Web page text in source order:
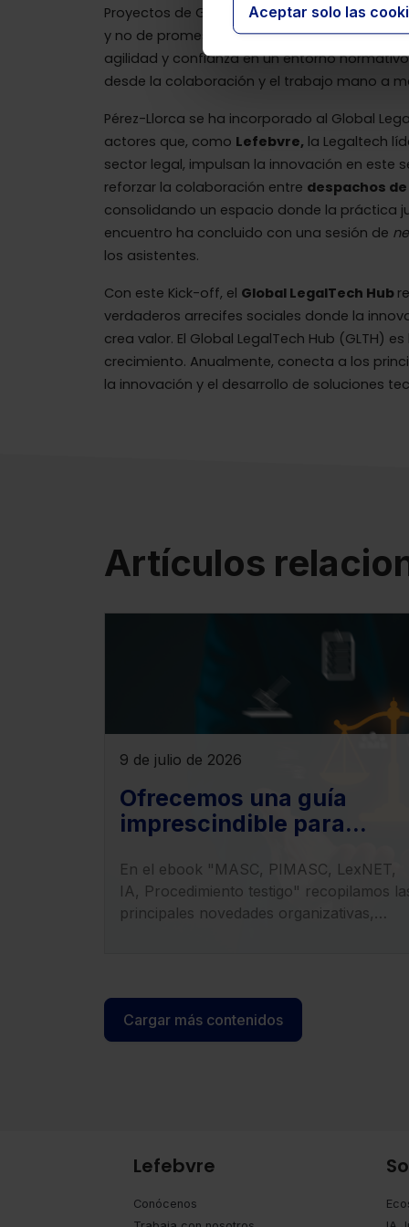
Aceptar solo las
Proyectos de GLTH, añadió que
y no de promesas de futuro. Estamos
agilidad y confianza en un entorno
desde la colaboración y el trabajo mano a
Pérez-Llorca se ha incorporado al Global
actores que, como Lefebvre, la Legaltech
sector legal, impulsan la innovación en
reforzar la colaboración entre despachos
consolidando un espacio donde la práctica
encuentro ha concluido con una sesión de
los asistentes.
Con este Kick-off, el Global LegalTech Hub
verdaderos arrecifes sociales donde la
crea valor. El Global LegalTech Hub (GLTH)
crecimiento. Anualmente, conecta a los
la innovación y el desarrollo de soluciones
Artículos
9 de julio de 2026
Ofrecemos una guía
imprescindible para
LO 1/2025 en la
transformación del
sistema judicial
En el ebook "MASC, PIMASC, LexNET,
IA, Procedimiento testigo" recopilamos
principales novedades organizativas,
Cargar más contenidos
Lefebvre
Conócenos